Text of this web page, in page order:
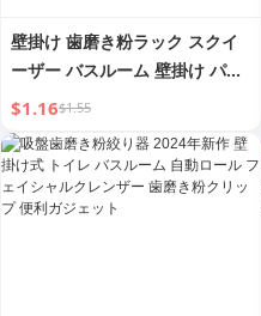
壁掛け 歯磨き粉ラック スクイ
ーザー バスルーム 壁掛け パン
チフリー 歯磨き粉クリップ 洗
顔料フック 収納 ファンタステ
ィック
$1.16$1.55